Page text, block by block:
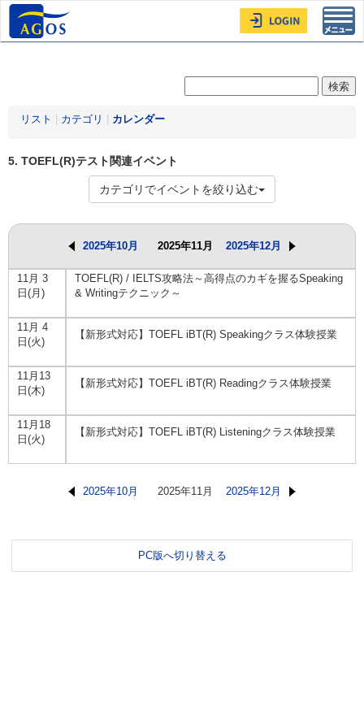
リスト カテゴリ カレンダー
5. TOEFL(R)テスト関連イベント
カテゴリでイベントを絞り込む
2025年10月 2025年11月 2025年12月
11月 3
日(月)
TOEFL(R) / IELTS攻略法～高得点のカギを握るSpeaking
& Writingテクニック～
11月 4
日(火)
【新形式対応】TOEFL iBT(R) Speakingクラス体験授業
11月13
日(木)
【新形式対応】TOEFL iBT(R) Readingクラス体験授業
11月18
日(火)
【新形式対応】TOEFL iBT(R) Listeningクラス体験授業
2025年10月 2025年11月 2025年12月
PC版へ切り替える